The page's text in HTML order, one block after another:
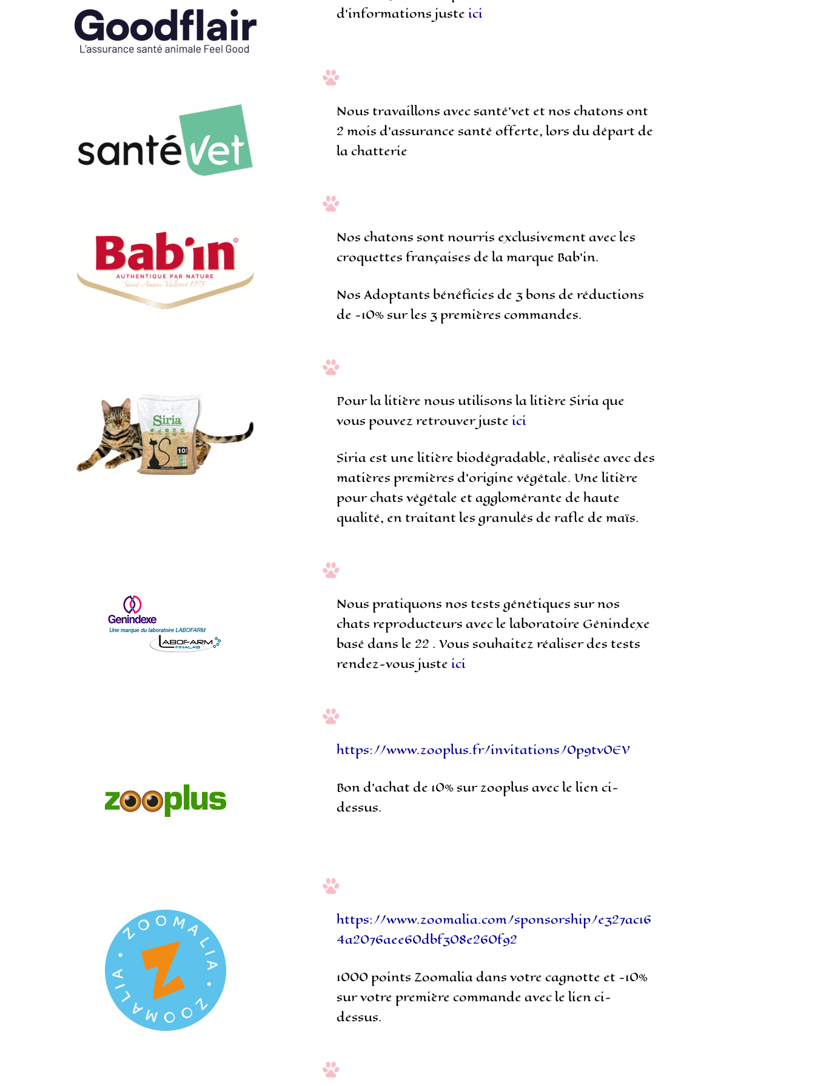
d’informations juste ici
Nous travaillons avec santé’vet et nos chatons ont
2 mois d’assurance santé offerte, lors du départ de
la chatterie
Nos chatons sont nourris exclusivement avec les
croquettes françaises de la marque Bab’in.
Nos Adoptants bénéficies de 3 bons de réductions
de -10% sur les 3 premières commandes.
Pour la litière nous utilisons la litière Siria que
vous pouvez retrouver juste ici
Siria est une litière biodégradable, réalisée avec des
matières premières d’origine végétale. Une litière
pour chats végétale et agglomérante de haute
qualité, en traitant les granulés de rafle de maïs.
Nous pratiquons nos tests génétiques sur nos
chats reproducteurs avec le laboratoire Génindexe
basé dans le 22 . Vous souhaitez réaliser des tests
rendez-vous juste ici
https://www.zooplus.fr/invitations/0p9tv0EV
Bon d’achat de 10% sur zooplus avec le lien ci-
dessus.
https://www.zoomalia.com/sponsorship/e327ac16
4a2076aee60dbf308e260f92
1000 points Zoomalia dans votre cagnotte et -10%
sur votre première commande avec le lien ci-
dessus.